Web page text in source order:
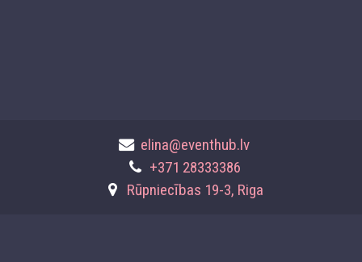
elina@eventhub.lv
+371 28333386
Rūpniecības 19-3, Riga